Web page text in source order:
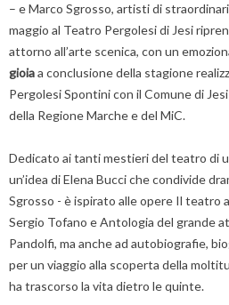
– e Marco Sgrosso, artisti di
maggio al Teatro Pergolesi di Jesi
attorno all’arte scenica, con un
gioiaa conclusione della stagione
Pergolesi Spontini con il Comune di
della Regione Marche e del MiC.
Dedicato ai tanti mestieri del teatro di
un’idea di Elena Bucci che condivide
Sgrosso - è ispirato alle opere Il teatro
Sergio Tofano e Antologia del grande
Pandolfi, ma anche ad autobiografie,
per un viaggio alla scoperta della
ha trascorso la vita dietro le quinte.